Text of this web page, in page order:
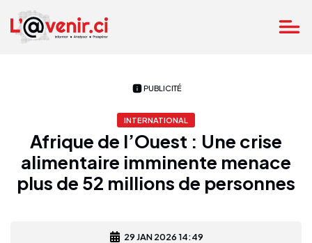
PUBLICITÉ
INTERNATIONAL
Afrique de l’Ouest : Une crise
alimentaire imminente menace
plus de 52 millions de personnes
29 JAN 2026 14:49